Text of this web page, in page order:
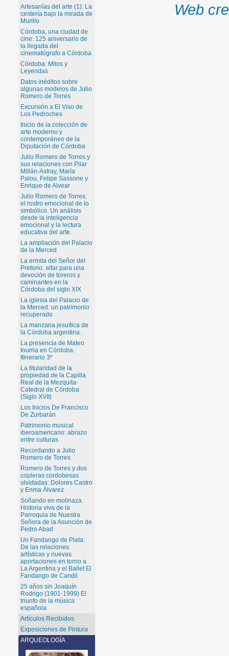
ARQUEOLOGÍA
Artesanías del arte (1): La
cestería bajo la mirada de
Murillo
Córdoba, una ciudad de
cine: 125 aniversario de
la llegada del
cinematógrafo a Córdoba
Córdoba: Mitos y
Leyendas
Datos inéditos sobre
algunas modelos de Julio
Romero de Torres
Excursión a El Viso de
Los Pedroches
Inicio de la colección de
arte moderno y
contemporáneo de la
Diputación de Córdoba
Julio Romero de Torres y
sus relaciones con Pilar
Millán-Astray, María
Palou, Felipe Sassone y
Enrique de Alvear
Julio Romero de Torres:
el rostro emocional de lo
simbólico. Un análisis
desde la inteligencia
emocional y la lectura
educativa del arte.
La ampliación del Palacio
de la Merced
La ermita del Señor del
Pretorio: altar para una
devoción de toreros y
caminantes en la
Córdoba del siglo XIX
La iglesia del Palacio de
la Merced: un patrimonio
recuperado
La manzana jesuítica de
la Córdoba argentina.
La presencia de Mateo
Inurria en Córdoba.
Itinerario 3º
La titularidad de la
propiedad de la Capilla
Real de la Mezquita-
Catedral de Córdoba
(Siglo XVII)
Los Inicios De Francisco
De Zurbarán
Patrimonio musical
iberoamericano: abrazo
entre culturas
Recordando a Julio
Romero de Torres
Romero de Torres y dos
copleras cordobesas
olvidadas: Dolores Castro
y Enma Álvarez
Soñando en molinaza.
Historia viva de la
Parroquia de Nuestra
Señora de la Asunción de
Pedro Abad
Un Fandango de Plata:
De las relaciones
artísticas y nuevas
aportaciones en torno a
La Argentina y el Ballet El
Fandango de Candil
25 años sin Joaquín
Rodrigo (1901-1999) El
triunfo de la música
española
Artículos Recibidos
Exposiciones de Pintura
Web